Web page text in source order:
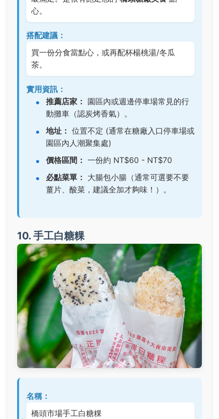
心。
搭配建議：
買一份分食當點心，或再配杯楊桃湯/冬瓜
茶。
實用資訊：
推薦店家： 園區內或週邊停車場常見的行
動攤車（認炭烤香氣）。
地址： 位置不定 (通常在糖廠入口停車場或
園區內人潮聚集處)
價格區間： 一份約 NT$60 - NT$70
必點菜單： 大腸包小腸 （通常可選要不要
薑片、酸菜，建議全加才夠味！）。
10. 手工白糖粿
名稱：
橋頭市場手工白糖粿